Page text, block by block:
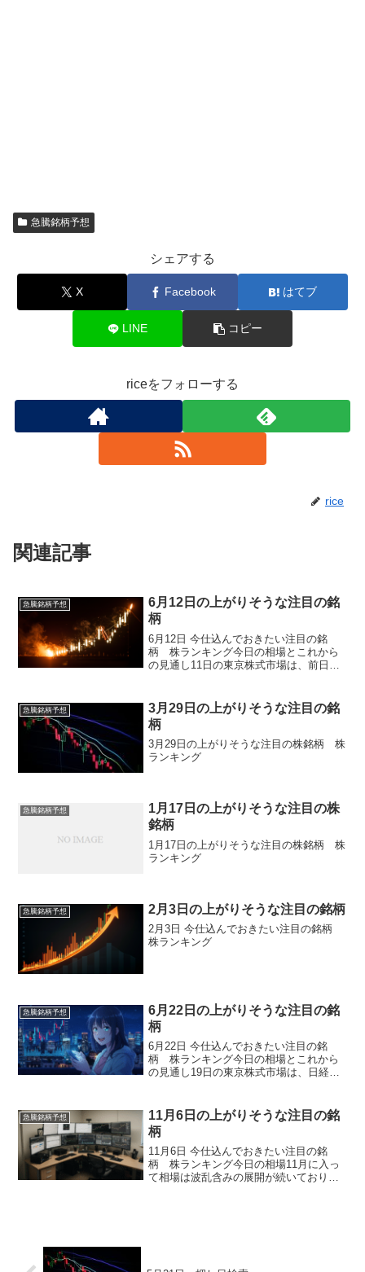
急騰銘柄予想
シェアする
X Facebook はてブ
LINE コピー
riceをフォローする
rice
関連記事
急騰銘柄予想
6月12日の上がりそうな注目の銘
柄
6月12日 今仕込んでおきたい注目の銘
柄 株ランキング今日の相場とこれから
の見通し11日の東京株式市場は、前日の
小幅ながら反発して取引を終えました。
前日の米国市場ではイ...
急騰銘柄予想
3月29日の上がりそうな注目の銘
柄
3月29日の上がりそうな注目の株銘柄 株
ランキング
急騰銘柄予想
1月17日の上がりそうな注目の株
銘柄
1月17日の上がりそうな注目の株銘柄 株
ランキング
急騰銘柄予想 2月3日の上がりそうな注目の銘柄
2月3日 今仕込んでおきたい注目の銘柄
株ランキング
急騰銘柄予想
6月22日の上がりそうな注目の銘
柄
6月22日 今仕込んでおきたい注目の銘
柄 株ランキング今日の相場とこれから
の見通し19日の東京株式市場は、日経平
最高値を更新しました。朝方は前日の米
国株高...
急騰銘柄予想
11月6日の上がりそうな注目の銘
柄
11月6日 今仕込んでおきたい注目の銘
柄 株ランキング今日の相場11月に入っ
て相場は波乱含みの展開が続いており、